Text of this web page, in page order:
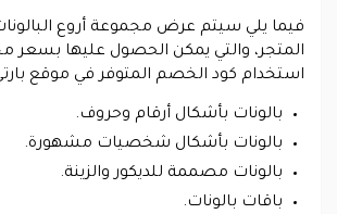
فيما يلي سيتم عرض مجموعة أروع
المتجر، والتي يمكن الحصول عليها
استخدام كود الخصم المتوفر في موقع
بالونات بأشكال أرقام وحروف.
بالونات بأشكال شخصيات مشهورة.
بالونات مصممة للديكور والزينة.
باقات بالونات.